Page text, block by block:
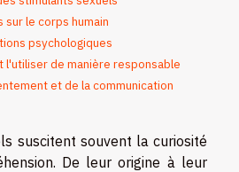
sur le corps humain
psychologiques
l'utiliser de manière responsable
et de la communication
suscitent souvent la curiosité
De leur origine à leur